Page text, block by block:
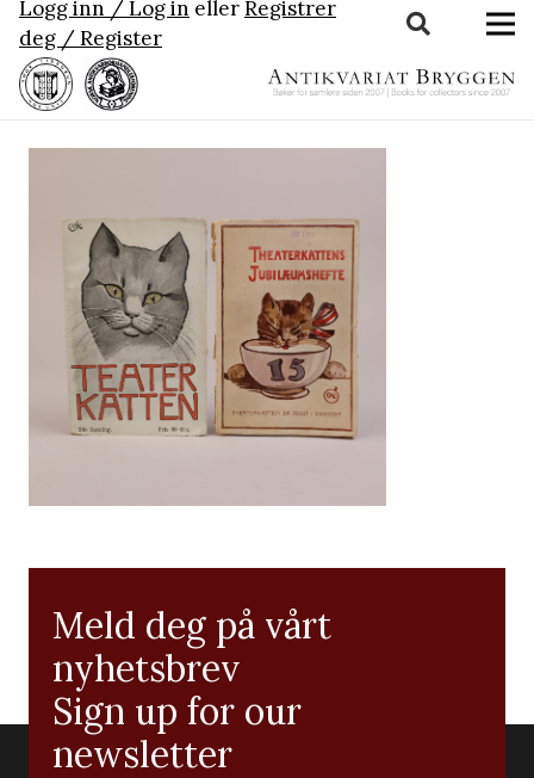
Logg inn / Log in ellerRegistrer
deg / Register
Meld deg på vårt
nyhetsbrev
Sign up for our
newsletter